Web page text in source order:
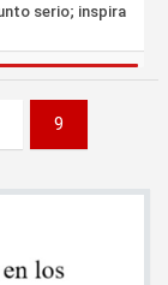
serio; inspira
9